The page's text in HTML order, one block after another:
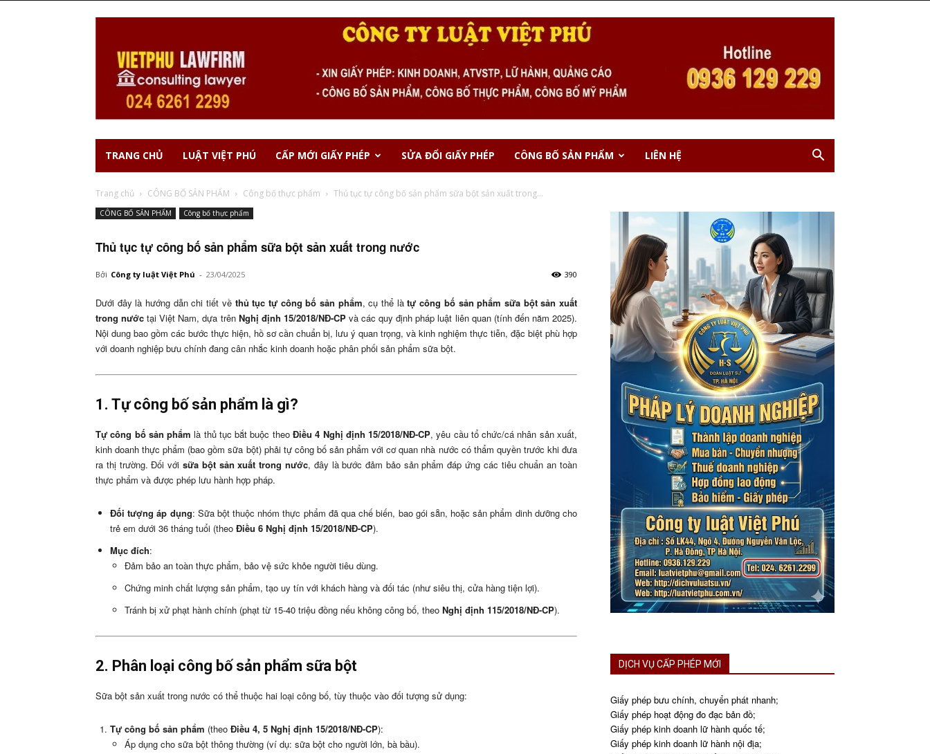
TRANG CHỦ LUẬT VIỆT PHÚ CẤP MỚI GIẤY PHÉP SỬA ĐỔI GIẤY PHÉP CÔNG BỐ SẢN PHẨM LIÊN HỆ
Trang chủ CÔNG BỐ SẢN PHẨM Công bố thực phẩm Thủ tục tự công bố sản phẩm sữa bột sản xuất trong...
CÔNG BỐ SẢN PHẨM Công bố thực phẩm
Thủ tục tự công bố sản phẩm sữa bột sản xuất trong nước
Bởi Công ty luật Việt Phú - 23/04/2025 390
Dưới đây là hướng dẫn chi tiết về thủ tục tự công bố sản phẩm, cụ thể làtự công bố sản phẩm sữa bột sản xuất
trong nước tại Việt Nam, dựa trên Nghị định 15/2018/NĐ-CPvà các quy định pháp luật liên quan (tính đến năm 2025).
Nội dung bao gồm các bước thực hiện, hồ sơ cần chuẩn bị, lưu ý quan trọng, và kinh nghiệm thực tiễn, đặc biệt phù hợp
với doanh nghiệp bưu chính đang cân nhắc kinh doanh hoặc phân phối sản phẩm sữa bột.
1. Tự công bố sản phẩm là gì?
Tự công bố sản phẩm là thủ tục bắt buộc theoĐiều 4 Nghị định 15/2018/NĐ-CP, yêu cầu tổ chức/cá nhân sản xuất,
kinh doanh thực phẩm (bao gồm sữa bột) phải tự công bố sản phẩm với cơ quan nhà nước có thẩm quyền trước khi đưa
ra thị trường. Đối với sữa bột sản xuất trong nước, đây là bước đảm bảo sản phẩm đáp ứng các tiêu chuẩn an toàn
thực phẩm và được phép lưu hành hợp pháp.
Đối tượng áp dụng: Sữa bột thuộc nhóm thực phẩm đã qua chế biến, bao gói sẵn, hoặc sản phẩm dinh dưỡng cho
trẻ em dưới 36 tháng tuổi (theo Điều 6 Nghị định 15/2018/NĐ-CP).
Mục đích:
Đảm bảo an toàn thực phẩm, bảo vệ sức khỏe người tiêu dùng.
Chứng minh chất lượng sản phẩm, tạo uy tín với khách hàng và đối tác (như siêu thị, cửa hàng tiện lợi).
Tránh bị xử phạt hành chính (phạt từ 15-40 triệu đồng nếu không công bố, theo Nghị định 115/2018/NĐ-CP).
2. Phân loại công bố sản phẩm sữa bột
Sữa bột sản xuất trong nước có thể thuộc hai loại công bố, tùy thuộc vào đối tượng sử dụng:
Tự công bố sản phẩm (theo Điều 4, 5 Nghị định 15/2018/NĐ-CP):
Áp dụng cho sữa bột thông thường (ví dụ: sữa bột cho người lớn, bà bầu).
DỊCH VỤ CẤP PHÉP MỚI
Giấy phép bưu chính, chuyển phát nhanh;
Giấy phép hoạt động đo đạc bản đồ;
Giấy phép kinh doanh lữ hành quốc tế;
Giấy phép kinh doanh lữ hành nội địa;